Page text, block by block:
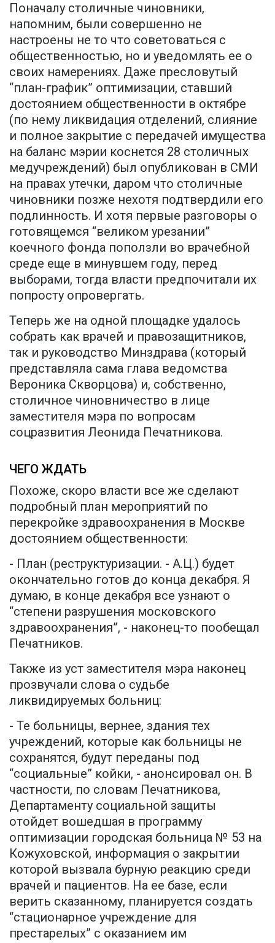
Поначалу столичные чиновники,
напомним, были совершенно не
настроены не то что советоваться с
общественностью, но и уведомлять ее о
своих намерениях. Даже пресловутый
“план-график” оптимизации, ставший
достоянием общественности в октябре
(по нему ликвидация отделений, слияние
и полное закрытие с передачей имущества
на баланс мэрии коснется 28 столичных
медучреждений) был опубликован в СМИ
на правах утечки, даром что столичные
чиновники позже нехотя подтвердили его
подлинность. И хотя первые разговоры о
готовящемся “великом урезании”
коечного фонда поползли во врачебной
среде еще в минувшем году, перед
выборами, тогда власти предпочитали их
попросту опровергать.
Теперь же на одной площадке удалось
собрать как врачей и правозащитников,
так и руководство Минздрава (который
представляла сама глава ведомства
Вероника Скворцова) и, собственно,
столичное чиновничество в лице
заместителя мэра по вопросам
соцразвития Леонида Печатникова.
ЧЕГО ЖДАТЬ
Похоже, скоро власти все же сделают
подробный план мероприятий по
перекройке здравоохранения в Москве
достоянием общественности:
- План (реструктуризации. - А.Ц.) будет
окончательно готов до конца декабря. Я
думаю, в конце декабря все узнают о
“степени разрушения московского
здравоохранения”, - наконец-то пообещал
Печатников.
Также из уст заместителя мэра наконец
прозвучали слова о судьбе
ликвидируемых больниц:
- Те больницы, вернее, здания тех
учреждений, которые как больницы не
сохранятся, будут переданы под
“социальные” койки, - анонсировал он. В
частности, по словам Печатникова,
Департаменту социальной защиты
отойдет вошедшая в программу
оптимизации городская больница № 53 на
Кожуховской, информация о закрытии
которой вызвала бурную реакцию среди
врачей и пациентов. На ее базе, если
верить сказанному, планируется создать
“стационарное учреждение для
престарелых” с оказанием им